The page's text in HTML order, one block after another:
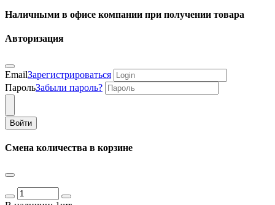
Наличными в офисе компании при получении товара
Авторизация
EmailЗарегистрироваться
ПарольЗабыли пароль?
Войти
Смена количества в корзине